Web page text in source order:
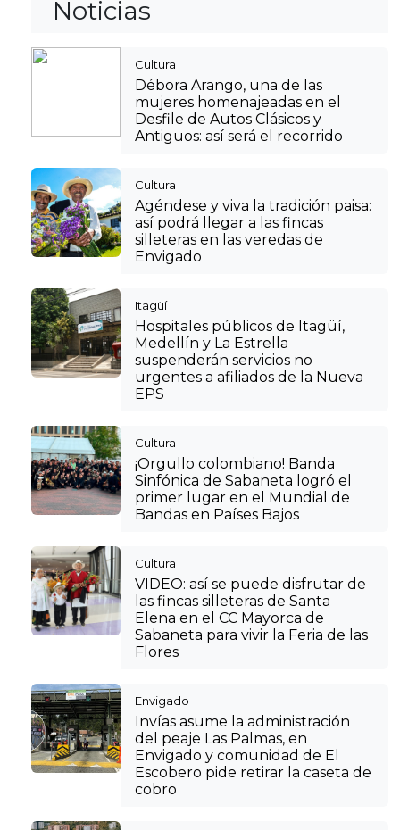
Noticias
Cultura
Débora Arango, una de las
mujeres homenajeadas en el
Desfile de Autos Clásicos y
Antiguos: así será el recorrido
Cultura
Agéndese y viva la tradición paisa:
así podrá llegar a las fincas
silleteras en las veredas de
Envigado
Itagüí
Hospitales públicos de Itagüí,
Medellín y La Estrella
suspenderán servicios no
urgentes a afiliados de la Nueva
EPS
Cultura
¡Orgullo colombiano! Banda
Sinfónica de Sabaneta logró el
primer lugar en el Mundial de
Bandas en Países Bajos
Cultura
VIDEO: así se puede disfrutar de
las fincas silleteras de Santa
Elena en el CC Mayorca de
Sabaneta para vivir la Feria de las
Flores
Envigado
Invías asume la administración
del peaje Las Palmas, en
Envigado y comunidad de El
Escobero pide retirar la caseta de
cobro